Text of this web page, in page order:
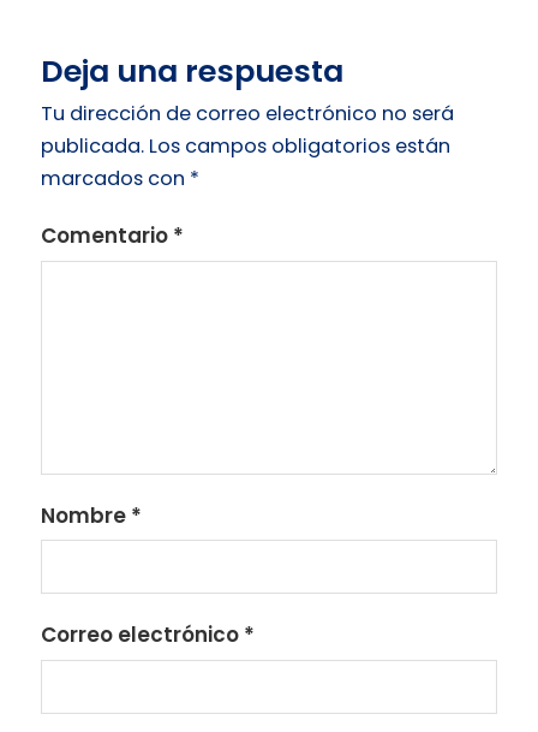
Deja una respuesta
Tu dirección de correo electrónico no será
publicada. Los campos obligatorios están
marcados con *
Comentario *
Nombre *
Correo electrónico *